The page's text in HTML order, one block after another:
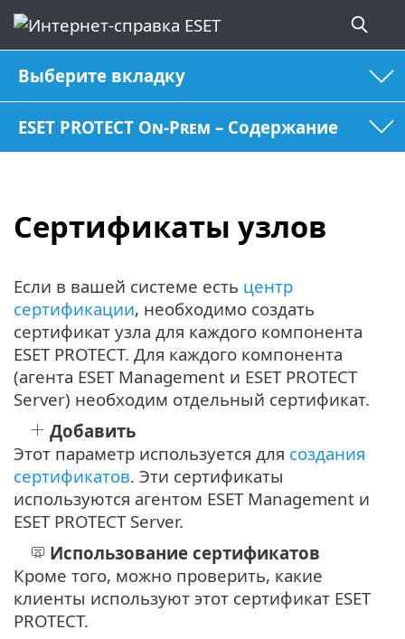
Выберите вкладку
ESET PROTECT On-Prem – Содержание
Сертификаты узлов
Если в вашей системе есть центр
сертификации, необходимо создать
сертификат узла для каждого компонента
ESET PROTECT. Для каждого компонента
(агента ESET Management и ESET PROTECT
Server) необходим отдельный сертификат.
Добавить
Этот параметр используется для создания
сертификатов. Эти сертификаты
используются агентом ESET Management и
ESET PROTECT Server.
Использование сертификатов
Кроме того, можно проверить, какие
клиенты используют этот сертификат ESET
PROTECT.